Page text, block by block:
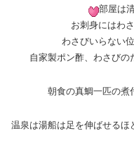
部屋は
お刺身にはわ
わさびいらない
自家製ポン酢、わさびの
朝食の真鯛一匹の煮
温泉は湯船は足を伸ばせる